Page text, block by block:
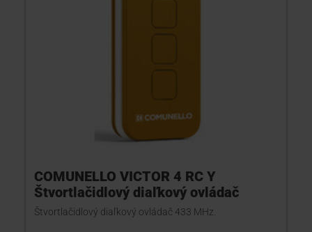
COMUNELLO VICTOR 4 RC Y
Štvortlačidlový diaľkový ovládač
Štvortlačidlový diaľkový ovládač 433 MHz.